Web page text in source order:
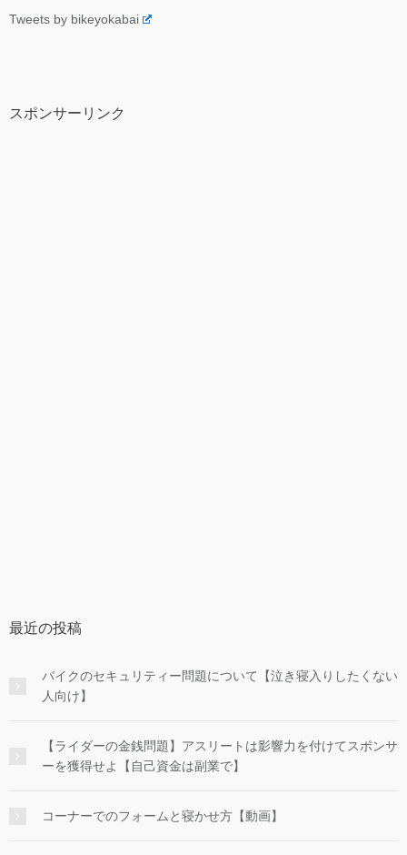
Tweets by bikeyokabai
スポンサーリンク
最近の投稿
バイクのセキュリティー問題について【泣き寝入りしたくない
人向け】
【ライダーの金銭問題】アスリートは影響力を付けてスポンサ
ーを獲得せよ【自己資金は副業で】
コーナーでのフォームと寝かせ方【動画】